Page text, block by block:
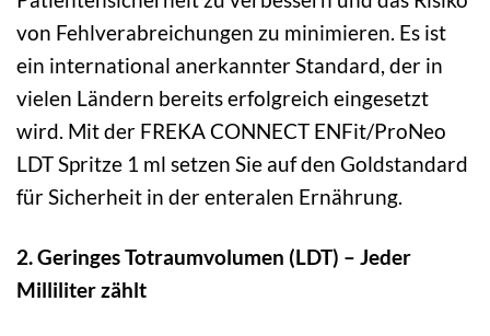
von Fehlverabreichungen zu minimieren. Es ist
ein international anerkannter Standard, der in
vielen Ländern bereits erfolgreich eingesetzt
wird. Mit der FREKA CONNECT ENFit/ProNeo
LDT Spritze 1 ml setzen Sie auf den Goldstandard
für Sicherheit in der enteralen Ernährung.
2. Geringes Totraumvolumen (LDT) – Jeder
Milliliter zählt